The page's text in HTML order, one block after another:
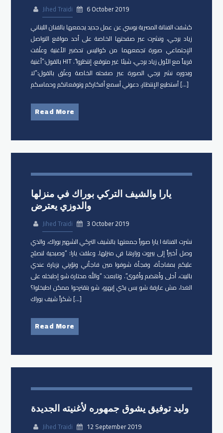
Jihed Traidi
6 October 2019
كشفت ​الفنانة المصرية بوسي عن عمل جديد يجمعها بالفنان اللبناني
​زياد برجي، ونشرت عبر صفحتها الخاصة على أحد مواقع التواصل
الإجتماعي صورة تجمعهما من كواليس تحضير الأغنية وعلّقت
بالقول:”أغنية HIT قريباً مع الأول زياد برجي، شيئا غير متوقع، إنتظروا”.
وبدوره نشر برجي الصورة عبر صفحته الخاصة وعلّق بالقول:”لا
أستطيع الإنتظار، دعوني أسمع أفكاركم وتوقعاتكم وحماسكم […]
Read More
يارا والشيف التركي بوراك في منزلها
والدوزي يعترض
Jihed Traidi
3 October 2019
نشرت الفنانة ا يارا صوراً جمعتها بالشيف التركي الشهير بوراك، والذي
وصل أخيراً إلى بيروت وزارها في منزلها. وعلقت يارا: “وصبحية لنصبّح
عليكم بمفاجأة، وفجأة شوفوا مين فاجأني ونوّرني بزيارة عندي
بالبيت، أحلى وأهضم وأقوى”. وتابعت: “والله محتارة شو إطبخله على
الغدا، مش عارفة شو بس بدّي إبهرو، شو بتقترحوا ممكن اطبخلوا؟
شكراً شيف بوراك […]
Read More
وليد توفيق يشوق جمهوره لأغنيته الجديدة
Jihed Traidi
12 September 2019